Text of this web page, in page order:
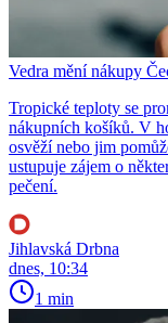
Vedra mění nákupy
Tropické teploty se
nákupních košíků. V
osvěží nebo jim
ustupuje zájem o
pečení.
Jihlavská Drbna
dnes, 10:34
1 min